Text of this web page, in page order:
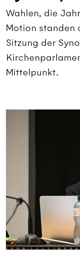
Wahlen, die
Motion standen
Sitzung der
Mittelpunkt.